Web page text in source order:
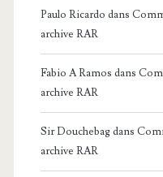
Paulo Ricardo dans
archive RAR
Fabio A Ramos dans
archive RAR
Sir Douchebagdans
archive RAR